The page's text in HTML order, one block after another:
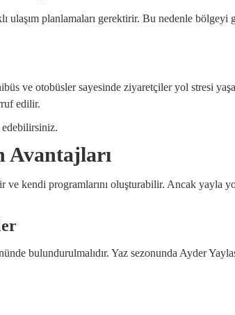
ulaşım planlamaları gerektirir. Bu nedenle
ve otobüsler sayesinde ziyaretçiler yol stresi
edilir.
edebilirsiniz.
Avantajları
kendi programlarını oluşturabilir. Ancak yayla
bulundurulmalıdır. Yaz sezonunda Ayder